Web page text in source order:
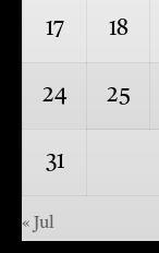
17 18
24 25
31
« Jul